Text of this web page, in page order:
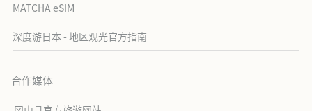
MATCHA eSIM
深度游日本 - 地区观光官方指南
合作媒体